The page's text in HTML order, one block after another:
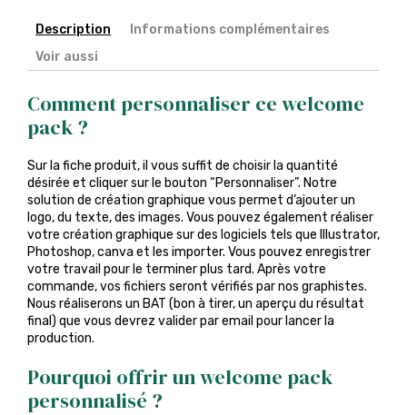
Description
Informations complémentaires
Voir aussi
Comment personnaliser ce welcome
pack ?
Sur la fiche produit, il vous suffit de choisir la quantité
désirée et cliquer sur le bouton “Personnaliser”. Notre
solution de création graphique vous permet d’ajouter un
logo, du texte, des images. Vous pouvez également réaliser
votre création graphique sur des logiciels tels que Illustrator,
Photoshop, canva et les importer. Vous pouvez enregistrer
votre travail pour le terminer plus tard. Après votre
commande, vos fichiers seront vérifiés par nos graphistes.
Nous réaliserons un BAT (bon à tirer, un aperçu du résultat
final) que vous devrez valider par email pour lancer la
production.
Pourquoi offrir un welcome pack
personnalisé ?